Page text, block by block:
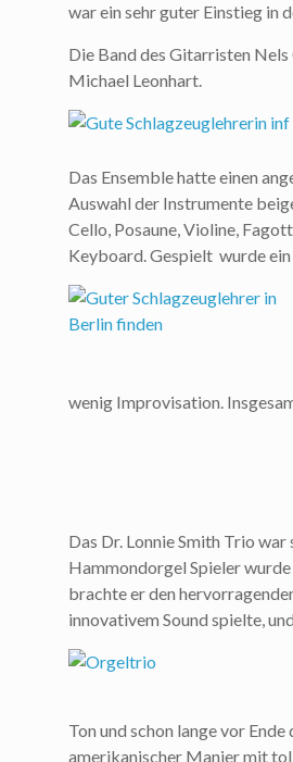
war ein sehr guter Einstieg in
Die Band des Gitarristen
Michael Leonhart.
Das Ensemble hatte einen
Auswahl der Instrumente
Cello, Posaune, Violine,
Keyboard. Gespielt wurde
wenig Improvisation.
Das Dr. Lonnie Smith Trio
Hammondorgel Spieler wurde
brachte er den
innovativem Sound spielte,
Ton und schon lange vor
amerikanischer Manier mit